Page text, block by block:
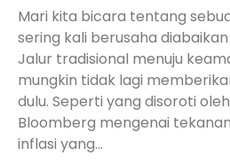
Mari kita bicara tentang
sering kali berusaha
Jalur tradisional menuju
mungkin tidak lagi
dulu. Seperti yang disoroti
Bloomberg mengenai
inflasi yang...